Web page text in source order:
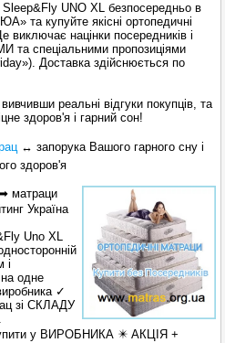
UNO XL безпосередньо в
та купуйте якісні ортопедичні
виключає націнки посередників і
та спеціальними пропозиціями
Доставка здійснюється по
реальні відгуки покупців, та
здоров'я і гарний сон!
↔ запорука Вашого гарного сну і
здоров'я
матраци
Україна
Uno ХL
і
одне
✓
зі СКЛАДУ
у ВИРОБНИКА ✴️ АКЦІЯ +